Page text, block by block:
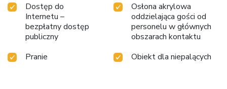
Dostęp do
Internetu –
bezpłatny dostęp
publiczny
Osłona akrylowa
oddzielająca gości od
personelu w głównych
obszarach kontaktu
Pranie
Obiekt dla niepalących